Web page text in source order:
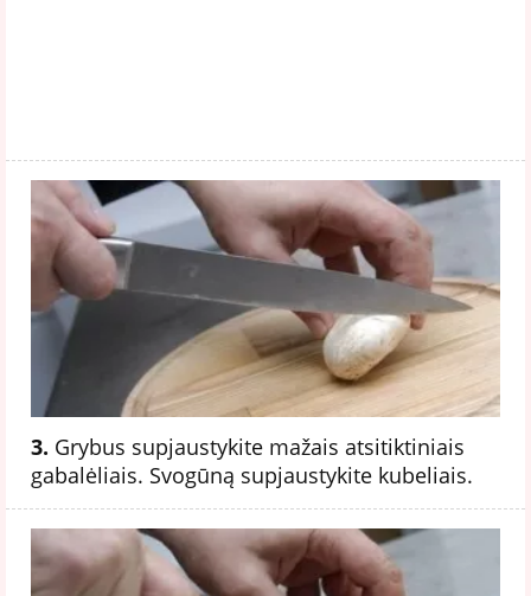
3. Grybus supjaustykite mažais atsitiktiniais
gabalėliais. Svogūną supjaustykite kubeliais.